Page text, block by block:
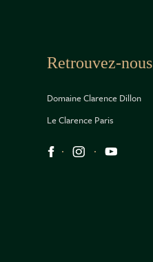
Retrouvez-nous
Domaine Clarence Dillon
Le Clarence Paris
Réseaux sociaux